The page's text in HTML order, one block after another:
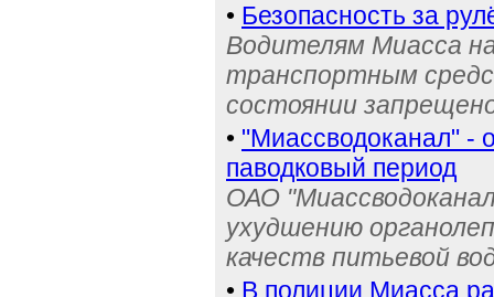
• Безопасность за
Водителям Миасса
транспортным
состоянии
• "Миассводоканал" -
паводковый период
ОАО
ухудшению
качеств питьевой
• В полиции Миасса